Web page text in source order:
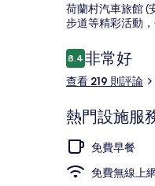
荷蘭村汽車旅館 (
步道等精彩活動
評
論
8.48.4 分，滿分 10 分
非常好
查看 219 則評論
熱門設施服
免費早餐
免費無線上